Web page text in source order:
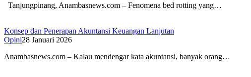
Tanjungpinang, Anambasnews.com – Fenomena bed rotting yang…
Konsep dan Penerapan Akuntansi Keuangan Lanjutan
Opini28 Januari 2026
Anambasnews.com – Kalau mendengar kata akuntansi, banyak orang…